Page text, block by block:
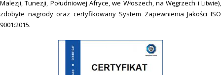
Malezji, Tunezji, Południowej Afryce, we Włoszech, na Węgrzech i Litwie),
zdobyte nagrody oraz certyfikowany System Zapewnienia Jakości ISO
9001:2015.